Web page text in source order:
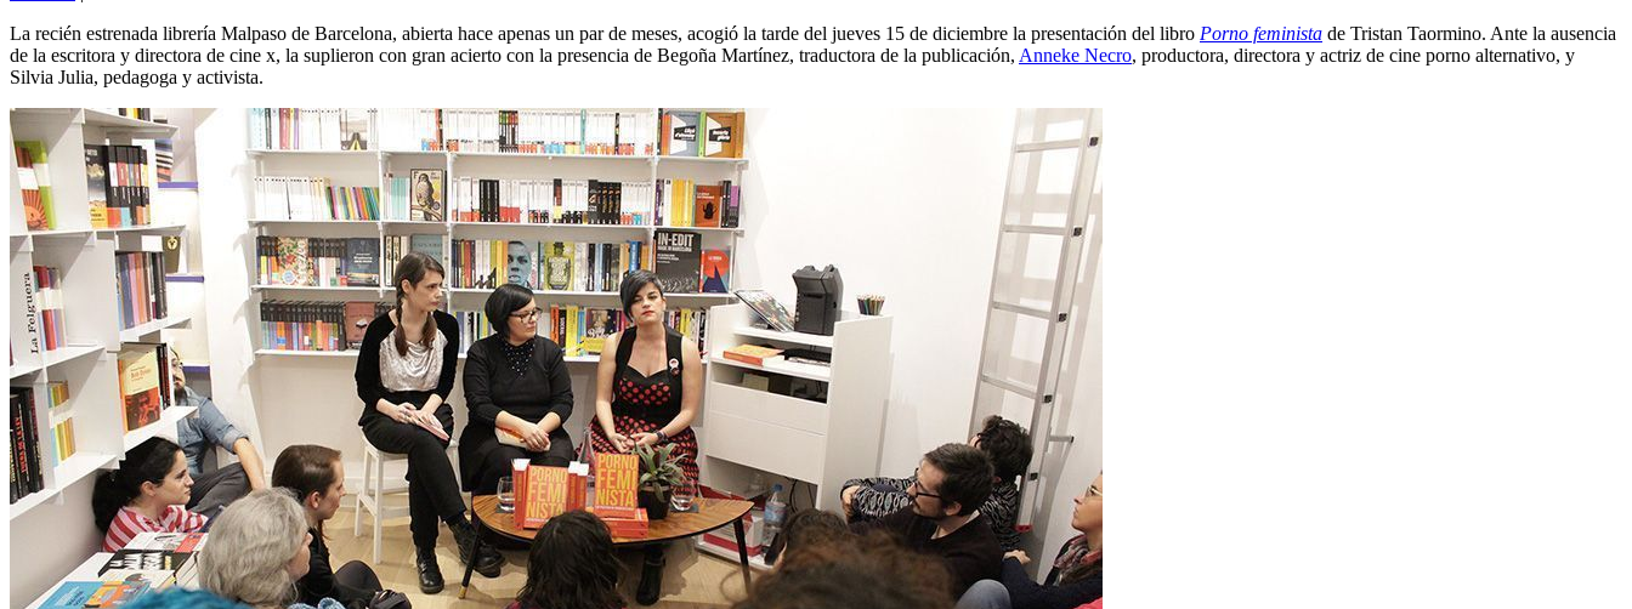
La recién estrenada librería Malpaso de Barcelona, abierta hace apenas un par de meses, acogió la tarde del jueves 15 de diciembre la presentación del libro Porno feminista de Tristan Taormino. Ante la ausencia
de la escritora y directora de cine x, la suplieron con gran acierto con la presencia de Begoña Martínez, traductora de la publicación, Anneke Necro, productora, directora y actriz de cine porno alternativo, y
Silvia Julia, pedagoga y activista.